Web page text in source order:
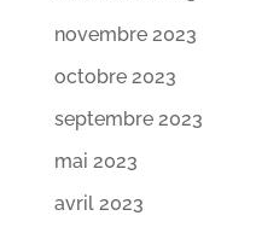
novembre 2023
octobre 2023
septembre 2023
mai 2023
avril 2023